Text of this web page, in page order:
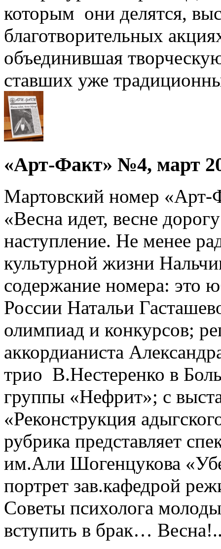
которым они делятся,
благотворительных
объединившая
ставших уже
«Арт-Факт» №4, март
Мартовский номер «Арт-
«Весна идет, весне
наступление. Не менее
культурной жизни
содержание номера: это
России Натальи
олимпиад и конкурсов;
аккордианиста
трио В.Нестеренко в
группы «Нефрит»; с
«Реконструкция
рубрика представляет
им.Али Шогенцукова
портрет зав.кафедрой
Советы психолога
вступить в брак…